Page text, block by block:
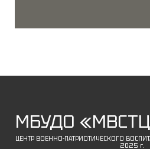
МБУДО
ЦЕНТР ВОЕННО-ПАТРИОТИЧЕСКОГО
2025 г.